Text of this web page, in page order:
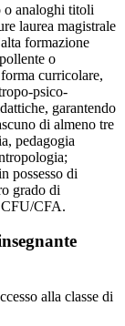
o analoghi titoli
laurea magistrale
formazione
o
curricolare,
psico-
garantendo
di almeno tre
pedagogia
possesso di
grado di
CFU/CFA.
alla classe di